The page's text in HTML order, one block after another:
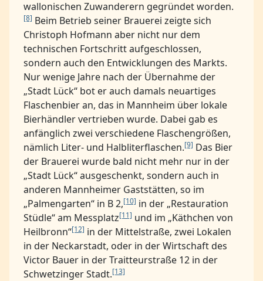
wallonischen Zuwanderern gegründet worden.
[8] Beim Betrieb seiner Brauerei zeigte sich
Christoph Hofmann aber nicht nur dem
technischen Fortschritt aufgeschlossen,
sondern auch den Entwicklungen des Markts.
Nur wenige Jahre nach der Übernahme der
„Stadt Lück“ bot er auch damals neuartiges
Flaschenbier an, das in Mannheim über lokale
Bierhändler vertrieben wurde. Dabei gab es
anfänglich zwei verschiedene Flaschengrößen,
nämlich Liter- und Halbliterflaschen.[9] Das Bier
der Brauerei wurde bald nicht mehr nur in der
„Stadt Lück“ ausgeschenkt, sondern auch in
anderen Mannheimer Gaststätten, so im
„Palmengarten“ in B 2,[10] in der „Restauration
Stüdle“ am Messplatz[11] und im „Käthchen von
Heilbronn“[12] in der Mittelstraße, zwei Lokalen
in der Neckarstadt, oder in der Wirtschaft des
Victor Bauer in der Traitteurstraße 12 in der
Schwetzinger Stadt.[13]